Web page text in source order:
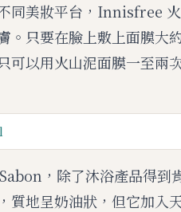
同美妝平台，Innisfree
只要在臉上敷上面膜大
可以用火山泥面膜一至兩
，除了沐浴產品得到
質地呈奶油狀，但它加入